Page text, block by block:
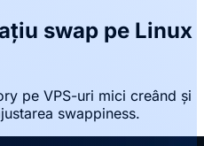
swap pe Linux
pe VPS-uri mici creând și
swappiness.